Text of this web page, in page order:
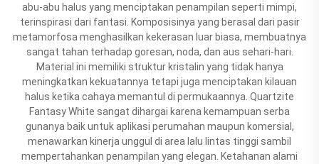
abu-abu halus yang menciptakan penampilan seperti mimpi,
terinspirasi dari fantasi. Komposisinya yang berasal dari pasir
metamorfosa menghasilkan kekerasan luar biasa, membuatnya
sangat tahan terhadap goresan, noda, dan aus sehari-hari.
Material ini memiliki struktur kristalin yang tidak hanya
meningkatkan kekuatannya tetapi juga menciptakan kilauan
halus ketika cahaya memantul di permukaannya. Quartzite
Fantasy White sangat dihargai karena kemampuan serba
gunanya baik untuk aplikasi perumahan maupun komersial,
menawarkan kinerja unggul di area lalu lintas tinggi sambil
mempertahankan penampilan yang elegan. Ketahanan alami